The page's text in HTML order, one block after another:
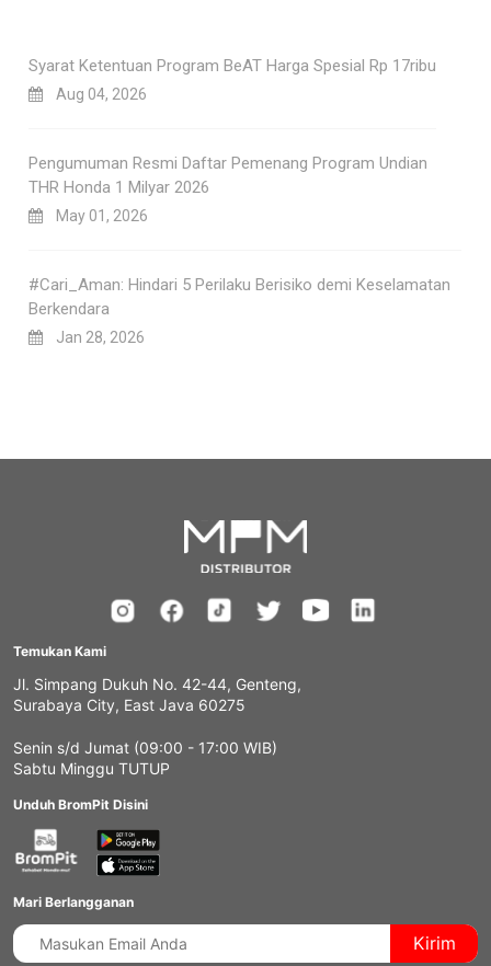
Syarat Ketentuan Program BeAT Harga Spesial Rp 17ribu
Aug 04, 2026
Pengumuman Resmi Daftar Pemenang Program Undian
THR Honda 1 Milyar 2026
May 01, 2026
#Cari_Aman: Hindari 5 Perilaku Berisiko demi Keselamatan
Berkendara
Jan 28, 2026
Temukan Kami
Jl. Simpang Dukuh No. 42-44, Genteng,
Surabaya City, East Java 60275
Senin s/d Jumat (09:00 - 17:00 WIB)
Sabtu Minggu TUTUP
Unduh BromPit Disini
Mari Berlangganan
Kirim